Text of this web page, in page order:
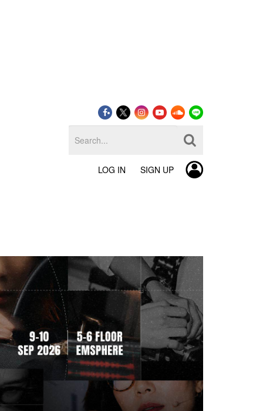
LOG IN SIGN UP